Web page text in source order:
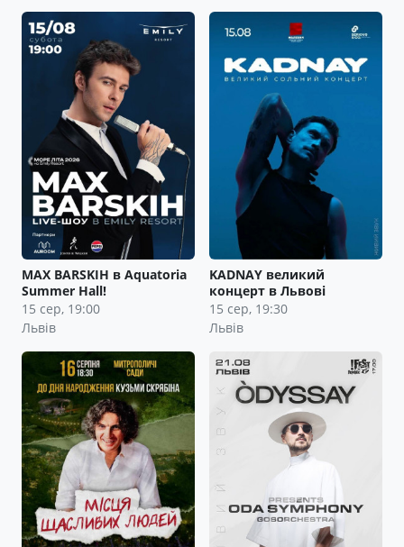
MAX BARSKIH в Aquatoria
Summer Hall!
15 сер, 19:00
Львів
KADNAY великий
концерт в Львові
15 сер, 19:30
Львів